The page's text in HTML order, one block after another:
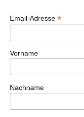
Email-Adresse *
Vorname
Nachname